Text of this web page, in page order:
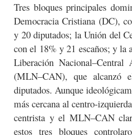
Tres bloques principales
Democracia Cristiana (DC),
y 20 diputados; la Unión del
con el 18% y 21 escaños; y la
Liberación Nacional–Central
(MLN–CAN), que alcanzó
diputados. Aunque
más cercana al centro-
centrista y el MLN–CAN
estos tres bloques